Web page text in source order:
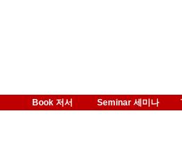
Book 저서 Seminar 세미나